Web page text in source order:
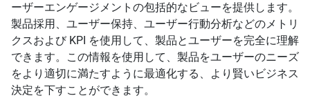
ーザーエンゲージメントの包括的なビューを提供します。
製品採用、ユーザー保持、ユーザー行動分析などのメトリ
クスおよび KPI を使用して、製品とユーザーを完全に理解
できます。この情報を使用して、製品をユーザーのニーズ
をより適切に満たすように最適化する、より賢いビジネス
決定を下すことができます。